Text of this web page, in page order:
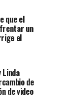
que el
un
el
de
de video